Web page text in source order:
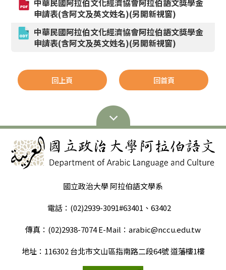
中華民國阿拉伯文化經濟協會阿拉伯語文獎學金
申請表(含阿文及英文姓名)(另開新視窗)
中華民國阿拉伯文化經濟協會阿拉伯語文獎學金
申請表(含阿文及英文姓名)(另開新視窗)
回上頁 回首頁
國立政治大學 阿拉伯語文學系
電話：(02)2939-3091#63401、63402
傳真：(02)2938-7074 E-Mail：arabic@nccu.edu.tw
地址：116302 台北市文山區指南路二段64號 道藩樓1樓